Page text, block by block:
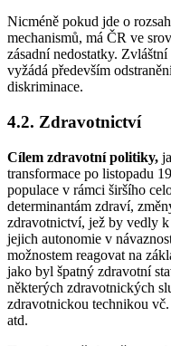
Nicméně pokud jde o
mechanismů, má ČR ve
zásadní nedostatky.
vyžádá především
diskriminace.
4.2. Zdravotnictví
Cílem zdravotní politiky,
transformace po listopadu
populace v rámci širšího
determinantám zdraví,
zdravotnictví, jež by vedly
jejich autonomie v
možnostem reagovat na
jako byl špatný zdravotní
některých zdravotnických
zdravotnickou technikou
atd.